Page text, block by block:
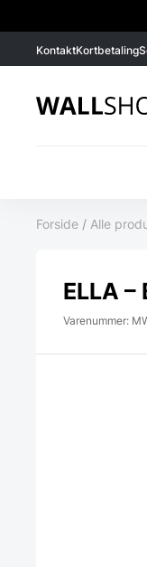
KontaktKortbetaling
Forside / Alle
ELLA
Varenummer: